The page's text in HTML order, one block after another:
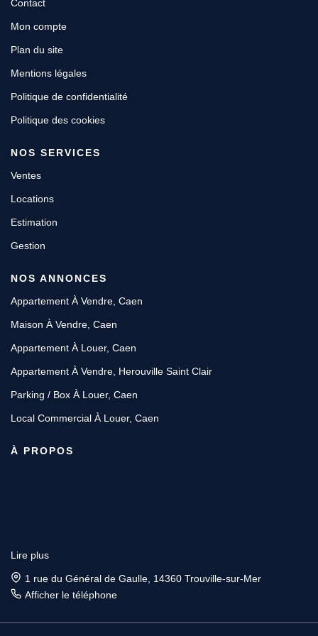
Contact
Mon compte
Plan du site
Mentions légales
Politique de confidentialité
Politique des cookies
NOS SERVICES
Ventes
Locations
Estimation
Gestion
NOS ANNONCES
Appartement À Vendre, Caen
Maison À Vendre, Caen
Appartement À Louer, Caen
Appartement À Vendre, Herouville Saint Clair
Parking / Box À Louer, Caen
Local Commercial À Louer, Caen
À PROPOS
Lire plus
1 rue du Général de Gaulle, 14360 Trouville-sur-Mer
Afficher le téléphone